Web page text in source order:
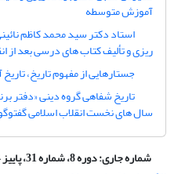
آموزش متوسطه
استاد دکتر سید محمد کاظم
ریزی و تألیف کتاب های درسی بعد از
جستارهایی از مفهوم تاریخ،
تاریخ شفاهی گروه دینی «دفتر
سال های نخست انقلاب اسلامی
شماره جاری:دوره 8، شماره 31، پاییز 1404، صفحه 1-132